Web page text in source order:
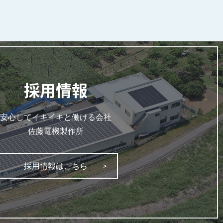
採用情報
安心してイキイキと働ける会社
佐藤電機製作所
採用情報はこちら